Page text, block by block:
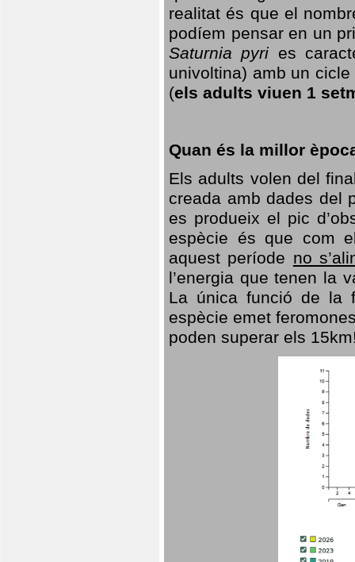
realitat és que el
podíem pensar en un
Saturnia pyri es
univoltina) amb un
(els adults viuen 1
Quan és la millor
Els adults volen del
creada amb dades del
es produeix el pic
espècie és que com
aquest període no
l’energia que tenen la
La única funció de la
espècie emet
poden superar els